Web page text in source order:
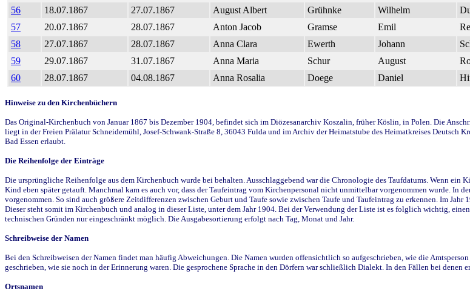
56
18.07.1867 27.07.1867 August Albert Grühnke Wilhelm
57
20.07.1867 28.07.1867 Anton Jacob Gramse Emil
58
27.07.1867 28.07.1867 Anna Clara Ewerth Johann
59
29.07.1867 31.07.1867 Anna Maria Schur August
60
28.07.1867 04.08.1867 Anna Rosalia Doege Daniel
Hinweise zu den Kirchenbüchern
Das Original-Kirchenbuch von Januar 1867 bis Dezember 1904, befindet sich im Diözesanarchiv Koszalin, früher Köslin, in Polen. Die
liegt in der Freien Prälatur Schneidemühl, Josef-Schwank-Straße 8, 36043 Fulda und im Archiv der Heimatstube des Heimatkreises Deutsch
Bad Essen erlaubt.
Die Reihenfolge der Einträge
Die ursprüngliche Reihenfolge aus dem Kirchenbuch wurde bei behalten. Ausschlaggebend war die Chronologie des Taufdatums. Wenn
Kind eben später getauft. Manchmal kam es auch vor, dass der Taufeintrag vom Kirchenpersonal nicht unmittelbar vorgenommen wurde. In
vorgenommen. So sind auch größere Zeitdifferenzen zwischen Geburt und Taufe sowie zwischen Taufe und Taufeintrag zu erkennen. Im
Dieser steht somit im Kirchenbuch und analog in dieser Liste, unter dem Jahr 1904. Bei der Verwendung der Liste ist es folglich wichtig,
technischen Gründen nur eingeschränkt möglich. Die Ausgabesortierung erfolgt nach Tag, Monat und Jahr.
Schreibweise der Namen
Bei den Schreibweisen der Namen findet man häufig Abweichungen. Die Namen wurden offensichtlich so aufgeschrieben, wie die
geschrieben, wie sie noch in der Erinnerung waren. Die gesprochene Sprache in den Dörfern war schließlich Dialekt. In den Fällen bei
Ortsnamen